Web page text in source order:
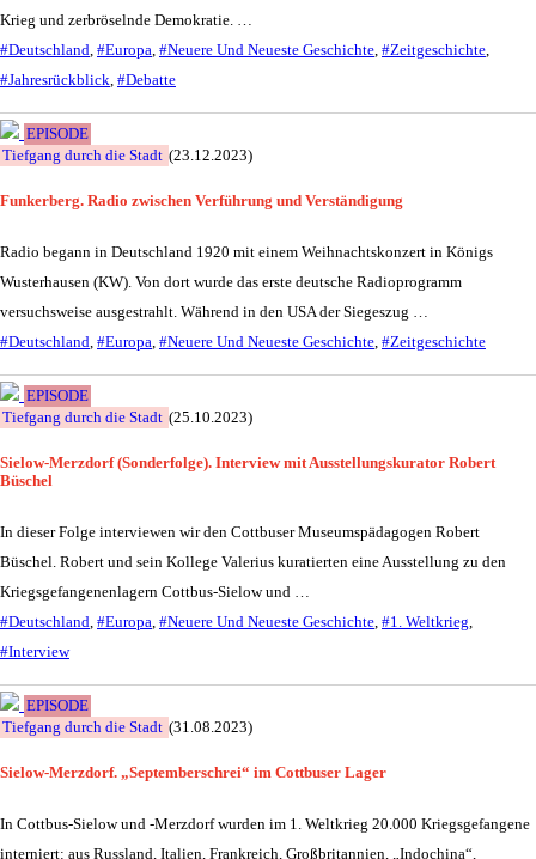
Krieg und zerbröselnde Demokratie. …
#Deutschland, #Europa, #Neuere Und Neueste Geschichte, #Zeitgeschichte,
#Jahresrückblick, #Debatte
EPISODE
Tiefgang durch die Stadt (23.12.2023)
Funkerberg. Radio zwischen Verführung und Verständigung
Radio begann in Deutschland 1920 mit einem Weihnachtskonzert in Königs
Wusterhausen (KW). Von dort wurde das erste deutsche Radioprogramm
versuchsweise ausgestrahlt. Während in den USA der Siegeszug …
#Deutschland, #Europa, #Neuere Und Neueste Geschichte, #Zeitgeschichte
EPISODE
Tiefgang durch die Stadt (25.10.2023)
Sielow-Merzdorf (Sonderfolge). Interview mit Ausstellungskurator Robert
Büschel
In dieser Folge interviewen wir den Cottbuser Museumspädagogen Robert
Büschel. Robert und sein Kollege Valerius kuratierten eine Ausstellung zu den
Kriegsgefangenenlagern Cottbus-Sielow und …
#Deutschland, #Europa, #Neuere Und Neueste Geschichte, #1. Weltkrieg,
#Interview
EPISODE
Tiefgang durch die Stadt (31.08.2023)
Sielow-Merzdorf. „Septemberschrei“ im Cottbuser Lager
In Cottbus-Sielow und -Merzdorf wurden im 1. Weltkrieg 20.000 Kriegsgefangene
interniert: aus Russland, Italien, Frankreich, Großbritannien, „Indochina“,